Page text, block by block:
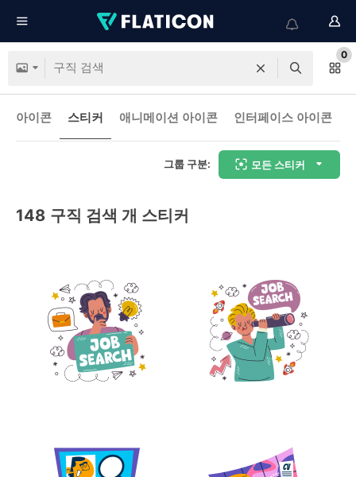
0
아이콘 스티커 애니메이션 아이콘 인터페이스 아이콘
그룹 구분: 모든 스티커
148 구직 검색 개 스티커